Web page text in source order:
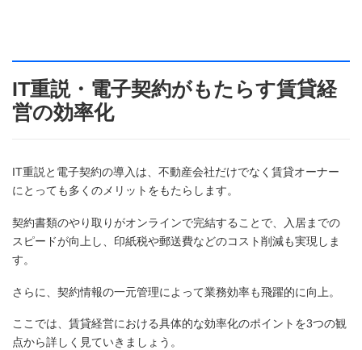
IT重説・電子契約がもたらす賃貸経
営の効率化
IT重説と電子契約の導入は、不動産会社だけでなく賃貸オーナー
にとっても多くのメリットをもたらします。
契約書類のやり取りがオンラインで完結することで、入居までの
スピードが向上し、印紙税や郵送費などのコスト削減も実現しま
す。
さらに、契約情報の一元管理によって業務効率も飛躍的に向上。
ここでは、賃貸経営における具体的な効率化のポイントを3つの観
点から詳しく見ていきましょう。